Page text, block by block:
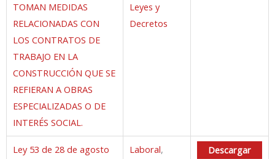
TOMAN MEDIDAS
RELACIONADAS CON
LOS CONTRATOS DE
TRABAJO EN LA
CONSTRUCCIÓN QUE SE
REFIERAN A OBRAS
ESPECIALIZADAS O DE
INTERÉS SOCIAL.
Leyes y
Decretos
Ley 53 de 28 de agosto
Laboral,
Descargar